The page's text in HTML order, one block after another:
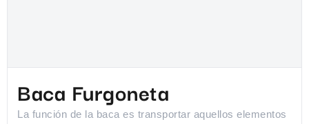
Baca Furgoneta
La función de la baca es transportar aquellos elementos